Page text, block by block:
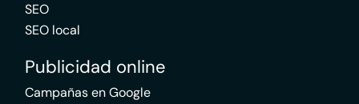
SEO
SEO local
Publicidad online
Campañas en Google